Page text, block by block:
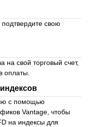
подтвердите свою
на свой торговый счет,
оплаты.
с помощью
Vantage, чтобы
на индексы для